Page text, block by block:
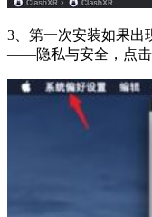
3、第一次安装如果
——隐私与安全，点击